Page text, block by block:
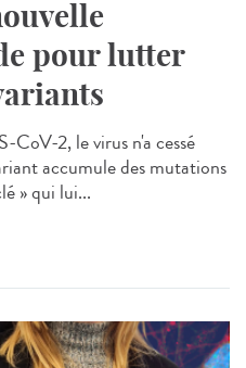
pour lutter
CoV-2, le virus n'a cessé
accumule des mutations
» qui lui...